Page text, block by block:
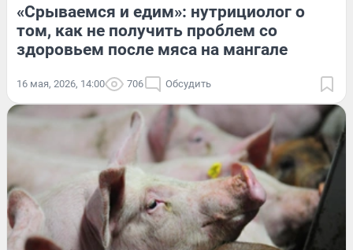
«Срываемся и едим»: нутрициолог о
том, как не получить проблем со
здоровьем после мяса на мангале
16 мая, 2026, 14:00 706 Обсудить